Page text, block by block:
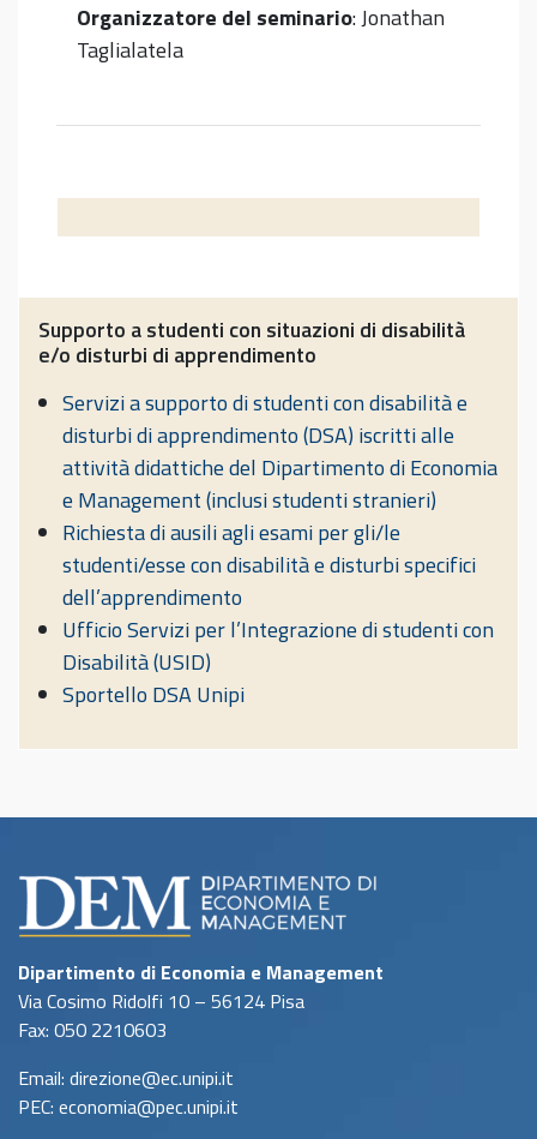
Organizzatore del seminario: Jonathan
Taglialatela
Supporto a studenti con situazioni di disabilità
e/o disturbi di apprendimento
Servizi a supporto di studenti con disabilità e
disturbi di apprendimento (DSA) iscritti alle
attività didattiche del Dipartimento di Economia
e Management (inclusi studenti stranieri)
Richiesta di ausili agli esami per gli/le
studenti/esse con disabilità e disturbi specifici
dell’apprendimento
Ufficio Servizi per l’Integrazione di studenti con
Disabilità (USID)
Sportello DSA Unipi
Dipartimento di Economia e Management
Via Cosimo Ridolfi 10 – 56124 Pisa
Fax: 050 2210603
Email: direzione@ec.unipi.it
PEC: economia@pec.unipi.it